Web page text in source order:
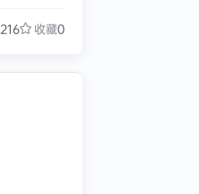
216 收藏0